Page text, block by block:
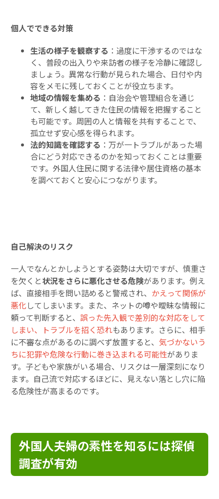
個人でできる対策
生活の様子を観察する ：過度に干渉するのではな
く、普段の出入りや来訪者の様子を冷静に確認し
ましょう。異常な行動が見られた場合、日付や内
容をメモに残しておくことが役立ちます。
地域の情報を集める ：自治会や管理組合を通じ
て、新しく越してきた住民の情報を把握すること
も可能です。周囲の人と情報を共有することで、
孤立せず安心感を得られます。
法的知識を確認する ：万が一トラブルがあった場
合にどう対応できるのかを知っておくことは重要
です。外国人住民に関する法律や居住資格の基本
を調べておくと安心につながります。
自己解決のリスク
一人でなんとかしようとする姿勢は大切ですが、慎重さ
を欠くと状況をさらに悪化させる危険があります。例え
ば、直接相手を問い詰めると警戒され、 かえって関係が
悪化 してしまいます。また、ネットの噂や曖昧な情報に
頼って判断すると、誤った先入観で差別的な対応をして
しまい、トラブルを招く恐れもあります。さらに、相手
に不審な点があるのに調べず放置すると、 気づかないう
ちに犯罪や危険な行動に巻き込まれる可能性がありま
す。子どもや家族がいる場合、リスクは一層深刻になり
ます。自己流で対応するほどに、見えない落とし穴に陥
る危険性が高まるのです。
外国人夫婦の素性を知るには探偵
調査が有効